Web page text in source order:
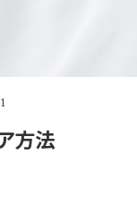
方法